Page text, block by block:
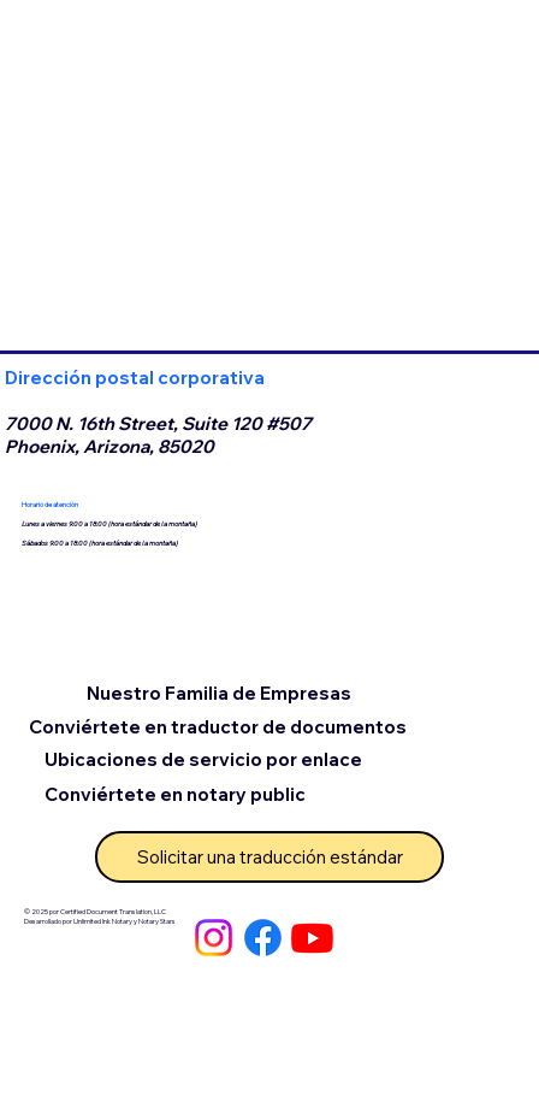
Dirección postal corporativa
7000 N. 16th Street, Suite 120 #507
Phoenix, Arizona, 85020
Horario de atención
Lunes a viernes 9:00 a 18:00 (hora estándar de la montaña)
Sábados 9:00 a 18:00 (hora estándar de la montaña)
© 2025 por Certified Document Translation, LLC
Desarrollado por Unlimited Ink Notary y Notary Stars
Conviértete en traductor de documentos
Ubicaciones de servicio por enlace
Nuestro Familia de Empresas
Conviértete en notary public
Solicitar una traducción estándar